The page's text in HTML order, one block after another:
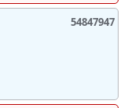
54847947